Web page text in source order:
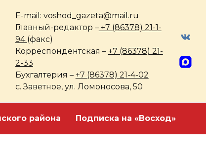
E-mail: voshod_gazeta@mail.ru
Главный-редактор –+7 (86378) 21-1-
94 (факс)
Корреспондентская – +7 (86378) 21-
2-33
Бухгалтерия – +7 (86378) 21-4-02
с. Заветное, ул. Ломоносова, 50
района Подписка на «Восход»